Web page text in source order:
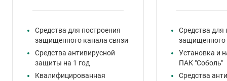
Средства для построения
защищенного канала связи
Средства антивирусной
защиты на 1 год
Квалифицированная
Средства для
защищенного
Установка и
ПАК "Соболь"
Средства